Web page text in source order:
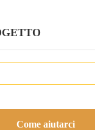
Come aiutarci